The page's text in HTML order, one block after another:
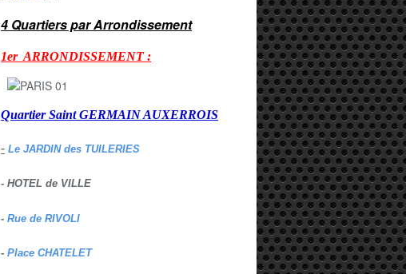
4 Quartiers par Arrondissement
1er ARRONDISSEMENT :
Quartier Saint GERMAIN AUXERROIS
- Le JARDIN des TUILERIES
- HOTEL de VILLE
- Rue de RIVOLI
- Place CHATELET